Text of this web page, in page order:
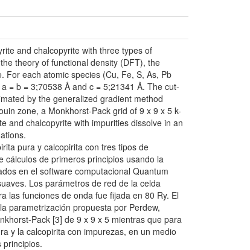
and chalcopyrite with three types of
theory of functional density (DFT), the
For each atomic species (Cu, Fe, S, As, Pb
= b = 3;70538 Å and c = 5;21341 Å. The cut-
by the generalized gradient method
zone, a Monkhorst-Pack grid of 9 x 9 x 5 k-
and chalcopyrite with impurities dissolve in an
pura y calcopirita con tres tipos de
cálculos de primeros principios usando la
en el software computacional Quantum
Los parámetros de red de la celda
las funciones de onda fue fijada en 80 Ry. El
parametrización propuesta por Perdew,
Pack [3] de 9 x 9 x 5 mientras que para
y la calcopirita con impurezas, en un medio
principios.